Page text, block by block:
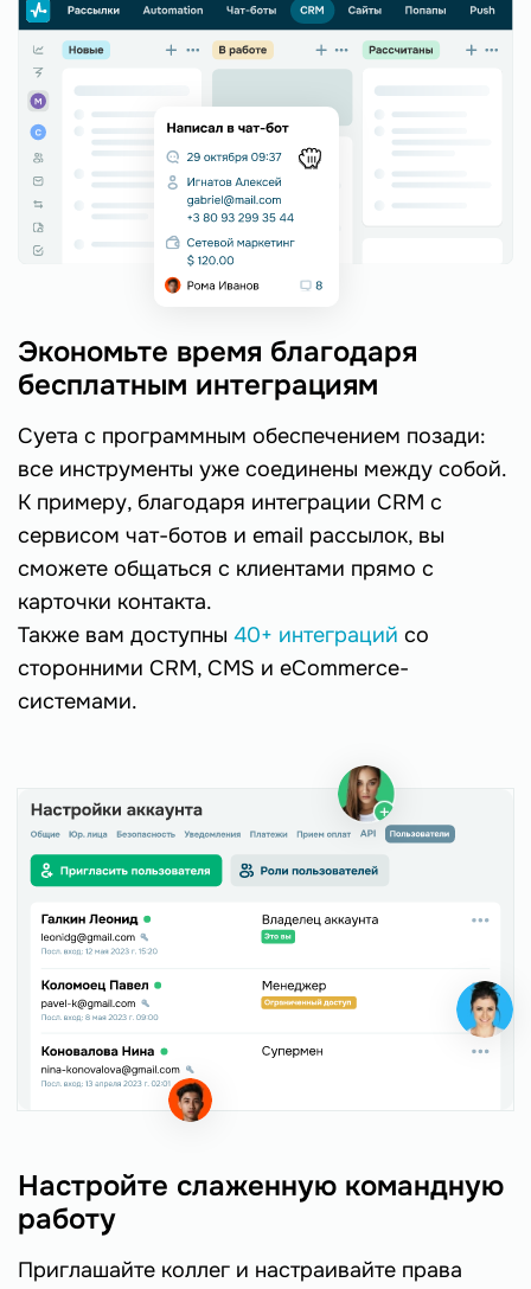
Экономьте время благодаря
бесплатным интеграциям
Суета с программным обеспечением позади:
все инструменты уже соединены между собой.
К примеру, благодаря интеграции CRM с
сервисом чат-ботов и email рассылок, вы
сможете общаться с клиентами прямо с
карточки контакта.
Также вам доступны 40+ интеграций со
сторонними CRM, CMS и eCommerce-
системами.
Настройте слаженную командную
работу
Приглашайте коллег и настраивайте права